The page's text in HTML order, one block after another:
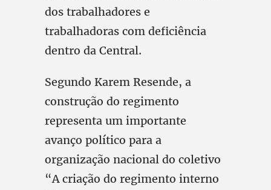
dos trabalhadores e
trabalhadoras com deficiência
dentro da Central.
Segundo Karem Resende, a
construção do regimento
representa um importante
avanço político para a
organização nacional do coletivo
“A criação do regimento interno